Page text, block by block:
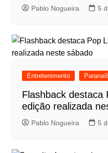
Pablo Nogueira 5
Entretenimento
Flashback destaca
edição realizada
Pablo Nogueira 5